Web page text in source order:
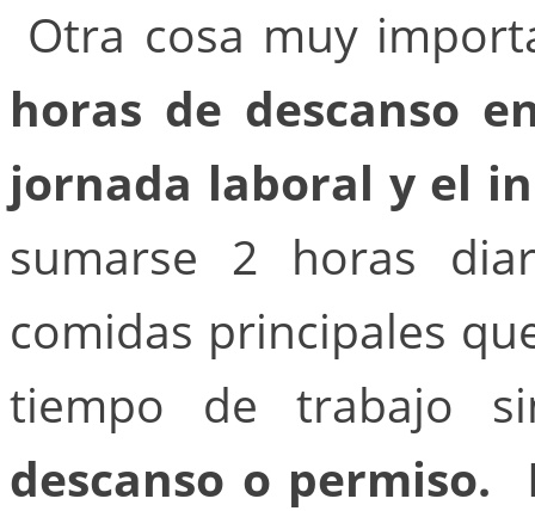
Otra cosa muy
horas de descanso
jornada laboral y el
sumarse 2 horas
comidas principales
tiempo de trabajo
descanso o permiso.